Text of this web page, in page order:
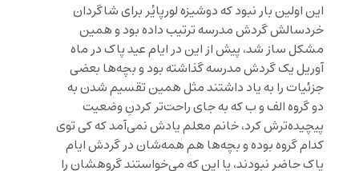
این اولین بار نبود که دوشیزه لورپایُر برای شاگردان
خردسالش گردش مدرسه ترتیب داده بود و همین
مشکل ساز شد، پیش از این در ایام عید پاک در ماه
آوریل یک گردش مدرسه گذاشته بود و بچه‌ها بعضی
جزئیات را به یاد داشتند مثل همین تقسیم شدن به
دو گروه الف و ب که به جای راحت‌تر کردنِ وضعیت
پیچیده‌ترش کرد، خانم معلم یادش نمی‌آمد که کی توی
کدام گروه بوده و بچه‌ها هم همه‌شان در گردش ایام
پاک حاضر نبودند، یا این که می‌خواستند گروهشان را